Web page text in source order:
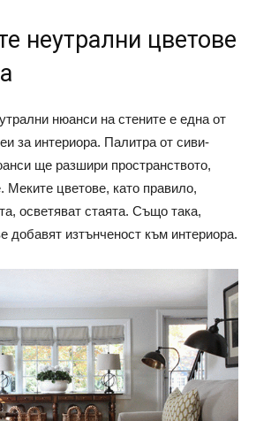
неутрални цветове
нюанси на стените е една от
за интериора. Палитра от сиви-
ще разшири пространството,
Меките цветове, като правило,
осветяват стаята. Също така,
добавят изтънченост към интериора.